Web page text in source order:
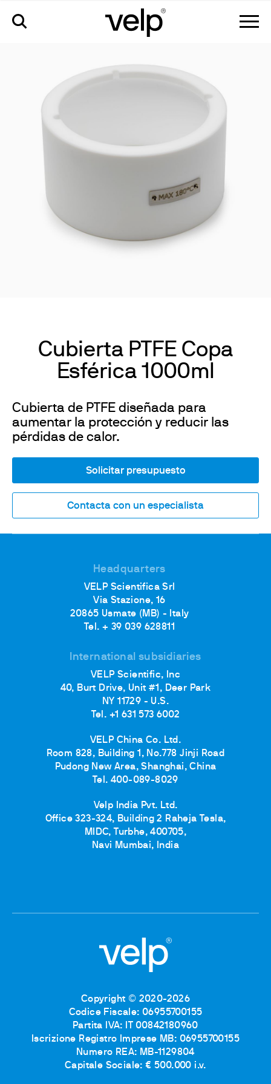
Cubierta PTFE Copa
Esférica 1000ml
Cubierta de PTFE diseñada para
aumentar la protección y reducir las
pérdidas de calor.
Solicitar presupuesto
Contacta con un especialista
Headquarters
VELP Scientifica Srl
Via Stazione, 16
20865 Usmate (MB) - Italy
Tel. + 39 039 628811
International subsidiaries
VELP Scientific, Inc
40, Burt Drive, Unit #1, Deer Park
NY 11729 - U.S.
Tel. +1 631 573 6002
VELP China Co. Ltd.
Room 828, Building 1, No.778 Jinji Road
Pudong New Area, Shanghai, China
Tel. 400-089-8029
Velp India Pvt. Ltd.
Office 323-324, Building 2 Raheja Tesla,
MIDC, Turbhe, 400705,
Navi Mumbai, India
Copyright © 2020-2026
Codice Fiscale: 06955700155
Partita IVA: IT 00842180960
Iscrizione Registro Imprese MB: 06955700155
Numero REA: MB-1129804
Capitale Sociale: € 500.000 i.v.